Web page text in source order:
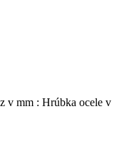
v mm : Hrúbka ocele v